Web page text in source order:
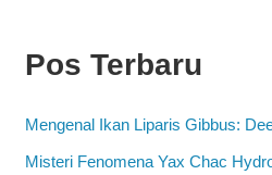
Pos Terbaru
Mengenal Ikan Liparis Gibbus:
Misteri Fenomena Yax Chac